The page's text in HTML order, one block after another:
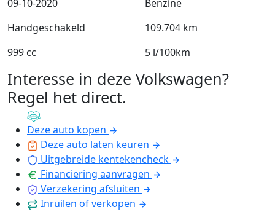
09-10-2020
Benzine
Handgeschakeld
109.704 km
999 cc
5 l/100km
Interesse in deze Volkswagen?
Regel het direct.
Deze auto kopen
Deze auto laten keuren
Uitgebreide kentekencheck
Financiering aanvragen
Verzekering afsluiten
Inruilen of verkopen